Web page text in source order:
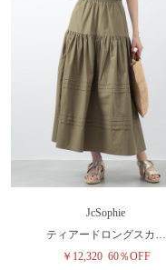
JcSophie
ティアードロングスカ…
￥12,320 60％OFF